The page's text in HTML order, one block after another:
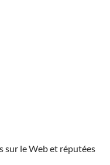
sur le Web et réputées